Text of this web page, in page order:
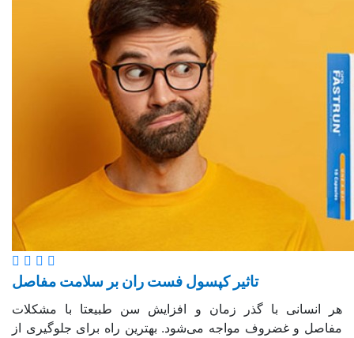
تاثیر کپسول فست ران بر سلامت مفاصل
هر انسانی با گذر زمان و افزایش سن طبیعتا با مشکلات
مفاصل و غضروف مواجه می‌شود. بهترین راه برای جلوگیری از